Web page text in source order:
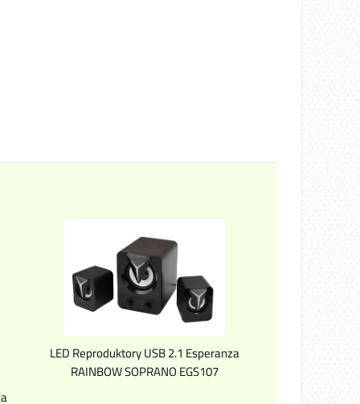
LED Reproduktory USB 2.1 Esperanza
RAINBOW SOPRANO EGS107